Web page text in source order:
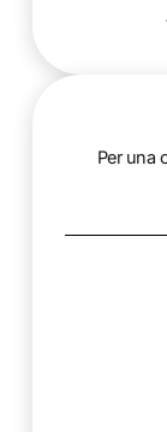
Per una